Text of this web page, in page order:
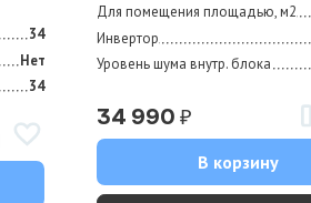
34
Нет
34
Для помещения площадью, м2
Инвертор
Уровень шума внутр. блока
34 990 ₽
В корзину